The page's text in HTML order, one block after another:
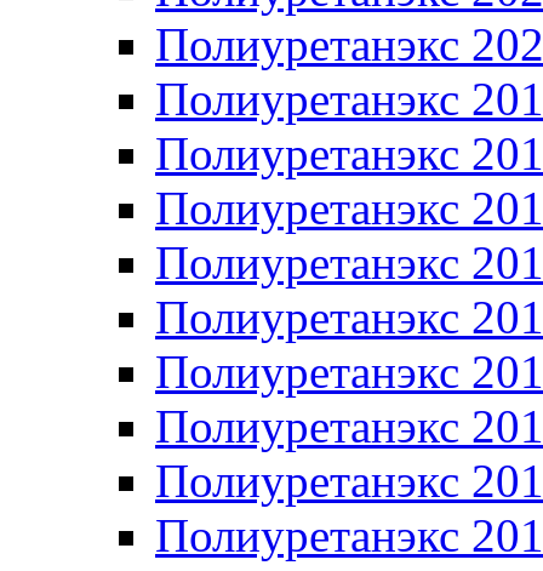
Полиуретанэкс
Полиуретанэкс
Полиуретанэкс
Полиуретанэкс
Полиуретанэкс
Полиуретанэкс
Полиуретанэкс
Полиуретанэкс
Полиуретанэкс
Полиуретанэкс